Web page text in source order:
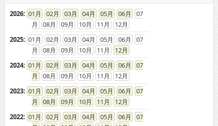
2026: 01 02 03 04 05 06
07
08
09 10 11
12
2025: 01 02 03 04 05 06
07
08
09 10 11
12
2024: 01 02 03 04 05 06
07
08
09 10 11
12
2023: 01 02 03 04 05 06
07
08
09 10 11
12
2022: 01 02 03 04 05 06
07